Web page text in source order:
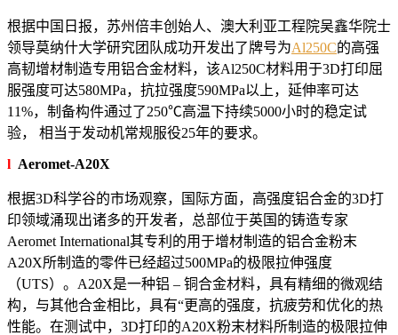
根据中国日报，苏州倍丰创始人、澳大利亚工程院吴鑫华院士
领导莫纳什大学研究团队成功开发出了牌号为Al250C的高强
高韧增材制造专用铝合金材料，该Al250C材料用于3D打印屈
服强度可达580MPa，抗拉强度590MPa以上，延伸率可达
11%，制备构件通过了250℃高温下持续5000小时的稳定试
验， 相当于发动机常规服役25年的要求。
l Aeromet-A20X
根据3D科学谷的市场观察，国际方面，高强度铝合金的3D打
印领域涌现出诸多的开发者，总部位于英国的铸造专家
Aeromet International其专利的用于增材制造的铝合金粉末
A20X所制造的零件已经超过500MPa的极限拉伸强度
（UTS）。A20X是一种铝 – 铜合金材料，具有精细的微观结
构，与其他合金相比，具有“更高的强度，抗疲劳和优化的热
性能。在测试中，3D打印的A20X粉末材料所制造的极限拉伸